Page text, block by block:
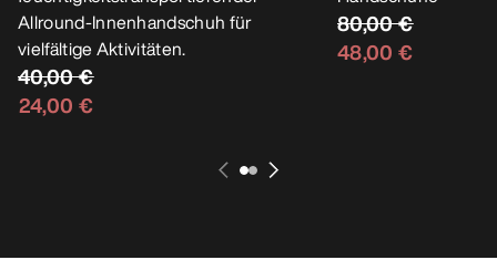
Allround-Innenhandschuh für
vielfältige Aktivitäten.
40,00 €
24,00 €
80,00 €
48,00 €